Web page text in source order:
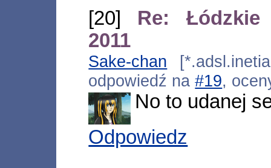
[20] Re: Łódzkie
2011
Sake-chan
odpowiedź na#19,
No to udanej
Odpowiedz